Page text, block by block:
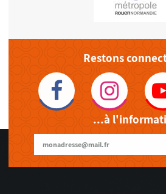
Restons
...à